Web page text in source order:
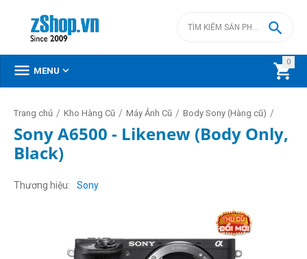
0


 MENU 
Trang chủ / Kho Hàng Cũ / Máy Ảnh Cũ / Body Sony (Hàng cũ) /
Sony A6500 - Likenew (Body Only,
Black)
Thương hiệu Sony